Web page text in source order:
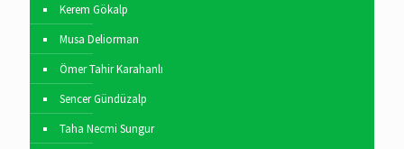
Kerem Gökalp
Musa Deliorman
Ömer Tahir Karahanlı
Sencer Gündüzalp
Taha Necmi Sungur